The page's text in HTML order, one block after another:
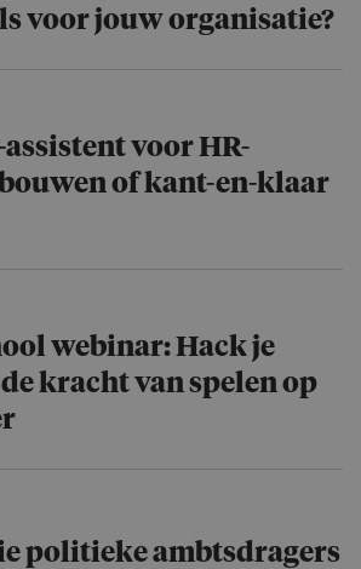
voor jouw organisatie?
voor HR-
of kant-en-klaar
webinar: Hack je
kracht van spelen op
politieke ambtsdra­gers